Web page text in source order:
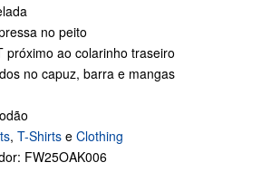
no peito
próximo ao colarinho traseiro
no capuz, barra e mangas
, T-Shirts e Clothing
FW25OAK006